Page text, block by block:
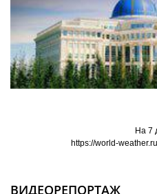
На 7
https://world-
ВИДЕОРЕПОРТАЖ